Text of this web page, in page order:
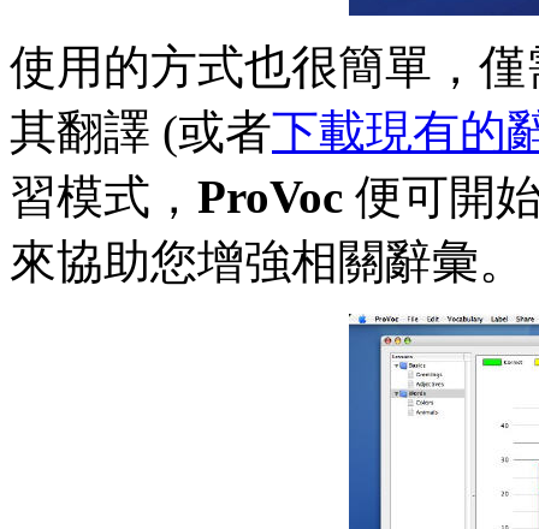
使用的方式也很簡單，
其翻譯 (或者下載現有的
習模式， ProVoc 便可開
來協助您增強相關辭彙。